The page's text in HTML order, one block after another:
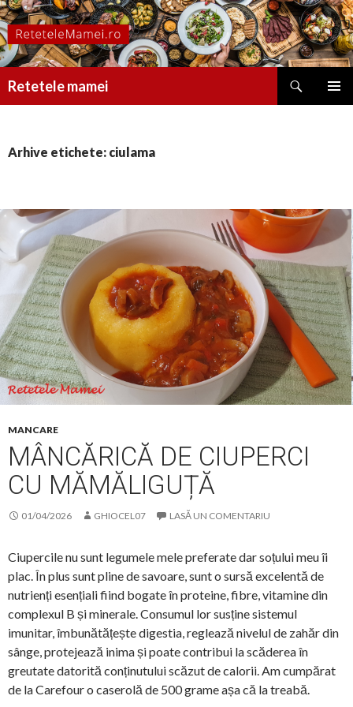
Retetele mamei
Arhive etichete: ciulama
MANCARE
MÂNCĂRICĂ DE CIUPERCI
CU MĂMĂLIGUȚĂ
01/04/2026 GHIOCEL07 LASĂ UN COMENTARIU
Ciupercile nu sunt legumele mele preferate dar soțului meu îi
plac. În plus sunt pline de savoare, sunt o sursă excelentă de
nutrienți esențiali fiind bogate în proteine, fibre, vitamine din
complexul B și minerale. Consumul lor susține sistemul
imunitar, îmbunătățește digestia, reglează nivelul de zahăr din
sânge, protejează inima și poate contribui la scăderea în
greutate datorită conținutului scăzut de calorii. Am cumpărat
de la Carefour o caserolă de 500 grame așa că la treabă.